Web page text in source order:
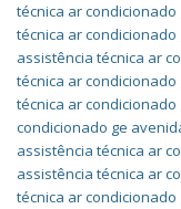
técnica ar
técnica ar
assistência técnica ar
técnica ar
técnica ar
condicionado ge
assistência técnica ar
assistência técnica ar
técnica ar